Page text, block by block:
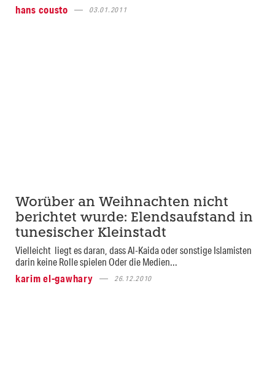
hans cousto
03.01.2011
Worüber an Weihnachten nicht
berichtet wurde: Elendsaufstand in
tunesischer Kleinstadt
Vielleicht liegt es daran, dass Al-Kaida oder sonstige Islamisten
darin keine Rolle spielen Oder die Medien...
karim el-gawhary
26.12.2010